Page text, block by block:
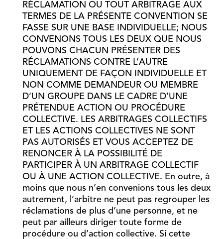
RÉCLAMATION OU TOUT ARBITRAGE AUX
TERMES DE LA PRÉSENTE CONVENTION SE
FASSE SUR UNE BASE INDIVIDUELLE; NOUS
CONVENONS TOUS LES DEUX QUE NOUS
POUVONS CHACUN PRÉSENTER DES
RÉCLAMATIONS CONTRE L’AUTRE
UNIQUEMENT DE FAÇON INDIVIDUELLE ET
NON COMME DEMANDEUR OU MEMBRE
D’UN GROUPE DANS LE CADRE D’UNE
PRÉTENDUE ACTION OU PROCÉDURE
COLLECTIVE. LES ARBITRAGES COLLECTIFS
ET LES ACTIONS COLLECTIVES NE SONT
PAS AUTORISÉS ET VOUS ACCEPTEZ DE
RENONCER À LA POSSIBILITÉ DE
PARTICIPER À UN ARBITRAGE COLLECTIF
OU À UNE ACTION COLLECTIVE. En outre, à
moins que nous n’en convenions tous les deux
autrement, l’arbitre ne peut pas regrouper les
réclamations de plus d’une personne, et ne
peut par ailleurs diriger toute forme de
procédure ou d’action collective. Si cette